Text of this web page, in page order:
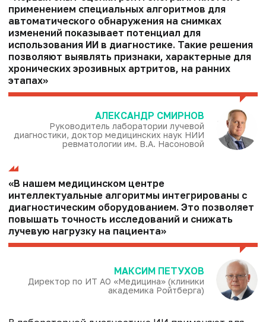
применением специальных алгоритмов для
автоматического обнаружения на снимках
изменений показывает потенциал для
использования ИИ в диагностике. Такие решения
позволяют выявлять признаки, характерные для
хронических эрозивных артритов, на ранних
этапах»
АЛЕКСАНДР СМИРНОВ
Руководитель лаборатории лучевой
диагностики, доктор медицинских наук НИИ
ревматологии им. В.А. Насоновой
«В нашем медицинском центре
интеллектуальные алгоритмы интегрированы с
диагностическим оборудованием. Это позволяет
повышать точность исследований и снижать
лучевую нагрузку на пациента»
МАКСИМ ПЕТУХОВ
Директор по ИТ АО «Медицина» (клиники
академика Ройтберга)